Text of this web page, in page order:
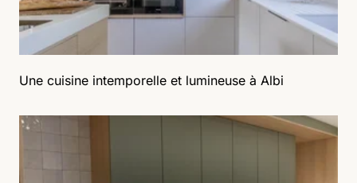
Une cuisine intemporelle et lumineuse à Albi